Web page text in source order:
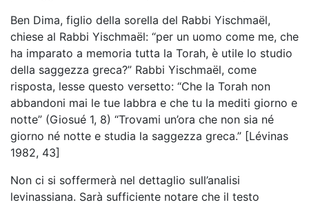
Ben Dima, figlio della sorella del Rabbi Yischmaël,
chiese al Rabbi Yischmaël: “per un uomo come me, che
ha imparato a memoria tutta la Torah, è utile lo studio
della saggezza greca?” Rabbi Yischmaël, come
risposta, lesse questo versetto: “Che la Torah non
abbandoni mai le tue labbra e che tu la mediti giorno e
notte” (Giosué 1, 8) “Trovami un’ora che non sia né
giorno né notte e studia la saggezza greca.” [Lévinas
1982, 43]
Non ci si soffermerà nel dettaglio sull’analisi
levinassiana. Sarà sufficiente notare che il testo